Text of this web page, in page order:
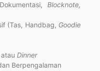
Blocknote,
(Tas, Handbag, Goodie
atau Dinner
Berpengalaman